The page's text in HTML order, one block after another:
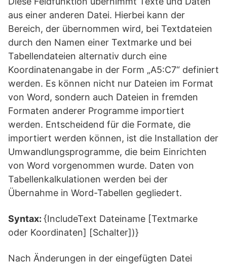
aus einer anderen Datei. Hierbei kann der
Bereich, der übernommen wird, bei Textdateien
durch den Namen einer Textmarke und bei
Tabellendateien alternativ durch eine
Koordinatenangabe in der Form „A5:C7“ definiert
werden. Es können nicht nur Dateien im Format
von Word, sondern auch Dateien in fremden
Formaten anderer Programme importiert
werden. Entscheidend für die Formate, die
importiert werden können, ist die Installation der
Umwandlungsprogramme, die beim Einrichten
von Word vorgenommen wurde. Daten von
Tabellenkalkulationen werden bei der
Übernahme in Word-Tabellen gegliedert.
Syntax: {IncludeText Dateiname [Textmarke
oder Koordinaten] [Schalter])}
Nach Änderungen in der eingefügten Datei